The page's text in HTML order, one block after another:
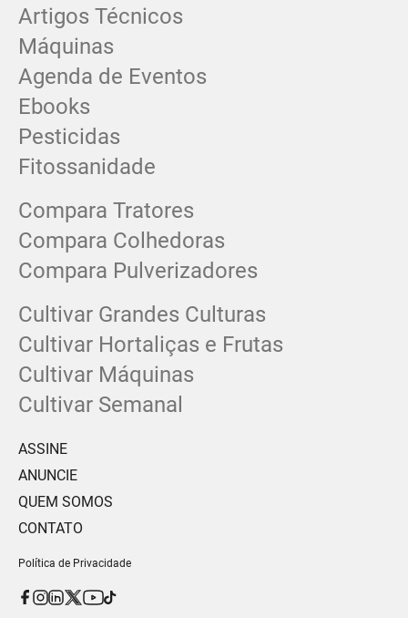
Artigos Técnicos
Máquinas
Agenda de Eventos
Ebooks
Pesticidas
Fitossanidade
Compara Tratores
Compara Colhedoras
Compara Pulverizadores
Cultivar Grandes Culturas
Cultivar Hortaliças e Frutas
Cultivar Máquinas
Cultivar Semanal
ASSINE
ANUNCIE
QUEM SOMOS
CONTATO
Política de Privacidade